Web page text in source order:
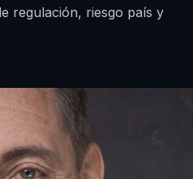
regulación, riesgo país y